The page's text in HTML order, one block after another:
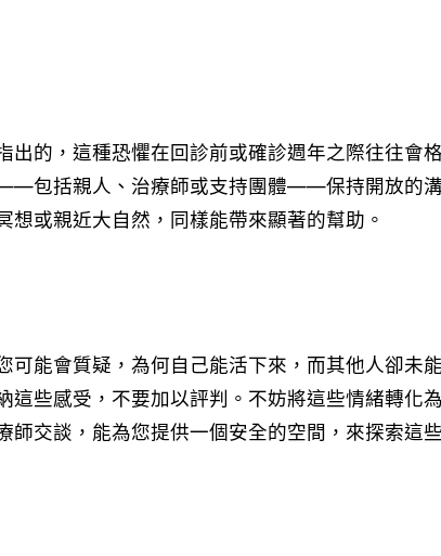
出的，這種恐懼在回診前或確診週年之際往往會
包括親人、治療師或支持團體——保持開放的
或親近大自然，同樣能帶來顯著的幫助。
能會質疑，為何自己能活下來，而其他人卻未
這些感受，不要加以評判。不妨將這些情緒轉化
交談，能為您提供一個安全的空間，來探索這